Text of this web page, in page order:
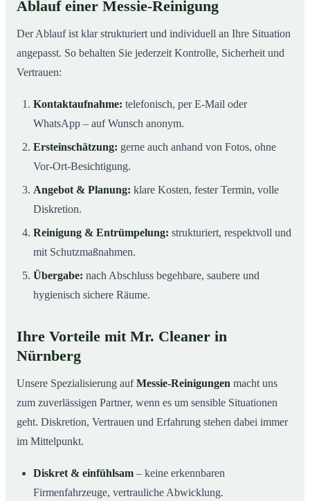
Ablauf einer Messie-Reinigung
Der Ablauf ist klar strukturiert und individuell an Ihre Situation
angepasst. So behalten Sie jederzeit Kontrolle, Sicherheit und
Vertrauen:
Kontaktaufnahme: telefonisch, per E-Mail oder
WhatsApp – auf Wunsch anonym.
Ersteinschätzung: gerne auch anhand von Fotos, ohne
Vor-Ort-Besichtigung.
Angebot & Planung: klare Kosten, fester Termin, volle
Diskretion.
Reinigung & Entrümpelung: strukturiert, respektvoll und
mit Schutzmaßnahmen.
Übergabe: nach Abschluss begehbare, saubere und
hygienisch sichere Räume.
Ihre Vorteile mit Mr. Cleaner in
Nürnberg
Unsere Spezialisierung aufMessie-Reinigungen macht uns
zum zuverlässigen Partner, wenn es um sensible Situationen
geht. Diskretion, Vertrauen und Erfahrung stehen dabei immer
im Mittelpunkt.
Diskret & einfühlsam – keine erkennbaren
Firmenfahrzeuge, vertrauliche Abwicklung.